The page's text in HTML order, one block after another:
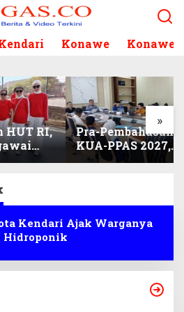
Konawe Konawe
»
Pra-Pembahasan
KUA-PPAS 2027,
Komisi I Sisir
Kendari Ajak Warganya
Hidroponik